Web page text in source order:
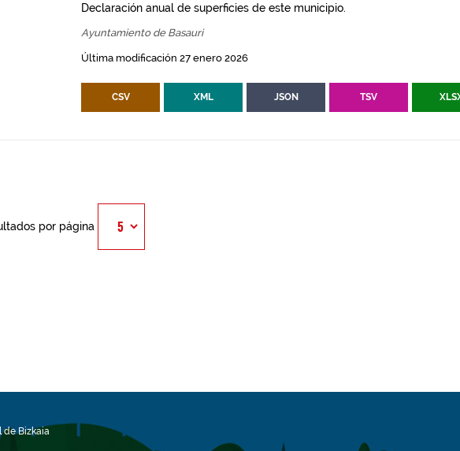
Declaración anual de superficies de este municipio.
Ayuntamiento de Basauri
Última modificación 27 enero 2026
CSV XML JSON TSV
por página
de Bizkaia